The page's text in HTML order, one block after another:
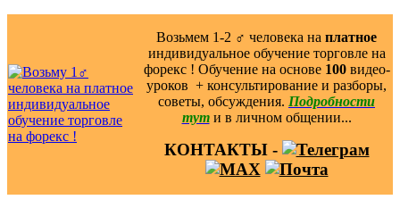
Возьмем 1-2 ‍♂️ человека на платное
индивидуальное обучение торговле на
форекс ! Обучение на основе 100видео-
уроков ️ + консультирование и разборы,
советы, обсуждения. Подробности
тут и в личном общении...
КОНТАКТЫ -